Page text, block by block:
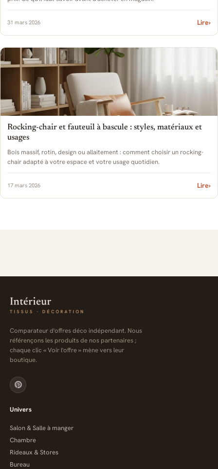
31 mars 2026 Lire›
Rocking-chair et fauteuil à bascule : styles, matériaux et
usages
Bois massif, rotin, design ou allaitement : comment choisir un rocking-
chair adapté à votre espace et votre usage quotidien.
17 mars 2026 Lire›
Comparateur d'offres déco indépendant. Nous
référençons les produits de nos partenaires ;
chaque clic « Voir l'offre » mène vers leur
boutique.
Univers
Salon & Salle à manger
Chambre
Rideaux & Stores
Bureau